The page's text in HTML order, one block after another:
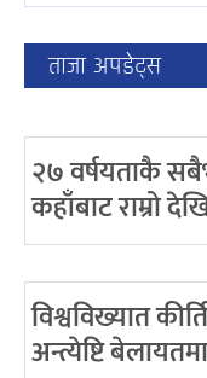
ताजा अपडेट्स
२७ वर्षयताकै
कहाँबाट राम्रो
विश्वविख्यात
अन्त्येष्टि बेलायतमा